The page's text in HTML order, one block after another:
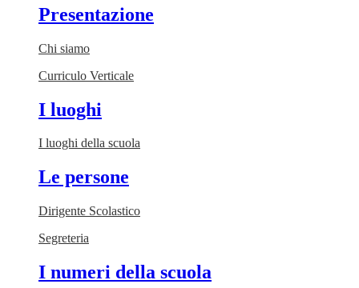
Presentazione
Chi siamo
Curriculo Verticale
I luoghi
I luoghi della scuola
Le persone
Dirigente Scolastico
Segreteria
I numeri della scuola